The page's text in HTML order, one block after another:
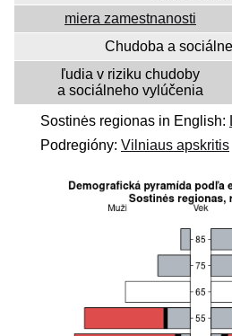
miera zamestnanosti
Chudoba a
ľudia v riziku chudoby
a sociálneho vylúčenia
Sostinės regionas in English:
Podregióny: Vilniaus apskritis